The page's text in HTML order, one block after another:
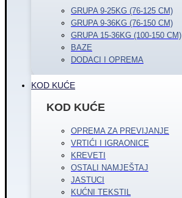
GRUPA 9-25KG (76-125 CM)
GRUPA 9-36KG (76-150 CM)
GRUPA 15-36KG (100-150 CM)
BAZE
DODACI I OPREMA
KOD KUĆE
KOD KUĆE
OPREMA ZA PREVIJANJE
VRTIĆI I IGRAONICE
KREVETI
OSTALI NAMJEŠTAJ
JASTUCI
KUĆNI TEKSTIL